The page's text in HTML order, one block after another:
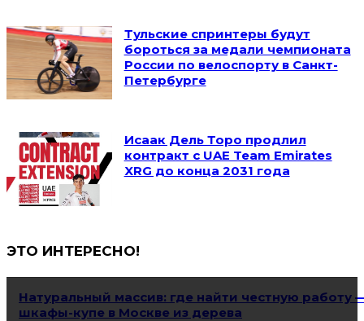
Тульские спринтеры будут
бороться за медали чемпионата
России по велоспорту в Санкт-
Петербурге
Исаак Дель Торо продлил
контракт с UAE Team Emirates
XRG до конца 2031 года
ЭТО ИНТЕРЕСНО!
Натуральный массив: где найти честную работу
шкафы-купе в Москве из дерева